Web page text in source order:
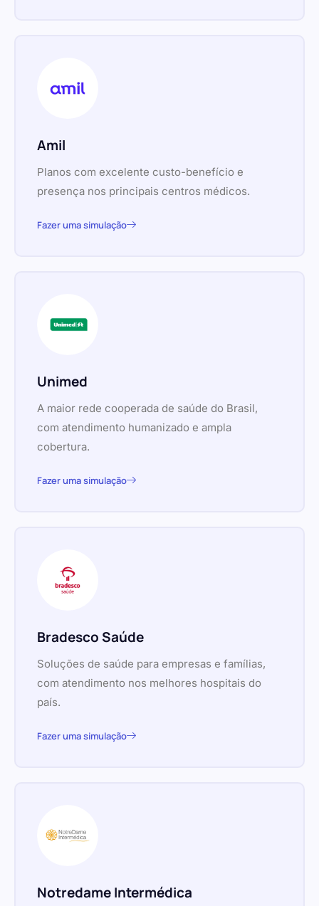
Amil
Planos com excelente custo-benefício e
presença nos principais centros médicos.
Fazer uma simulação
Unimed
A maior rede cooperada de saúde do Brasil,
com atendimento humanizado e ampla
cobertura.
Fazer uma simulação
Bradesco Saúde
Soluções de saúde para empresas e famílias,
com atendimento nos melhores hospitais do
país.
Fazer uma simulação
Notredame Intermédica